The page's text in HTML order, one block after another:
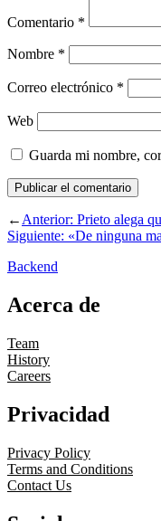
Comentario *
Nombre *
Correo electrónico *
Web
Guarda mi nombre,
←Anterior: Prieto alega
Siguiente: «De ninguna
Backend
Acerca de
Team
History
Careers
Privacidad
Privacy Policy
Terms and Conditions
Contact Us